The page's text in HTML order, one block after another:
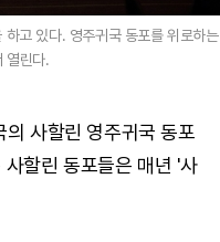
고 있다. 영주귀국 동포를 위로하는
열린다.
사할린 영주귀국 동포
할린 동포들은 매년 '사